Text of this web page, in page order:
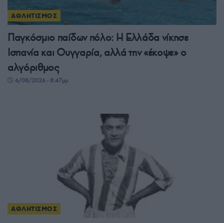
ΑΘΛΗΤΙΣΜΟΣ
Παγκόσμιο παίδων πόλο: Η Ελλάδα νίκησε
Ισπανία και Ουγγαρία, αλλά την «έκοψε» ο
αλγόριθμος
6/08/2026 - 8:47μμ
ΑΘΛΗΤΙΣΜΟΣ